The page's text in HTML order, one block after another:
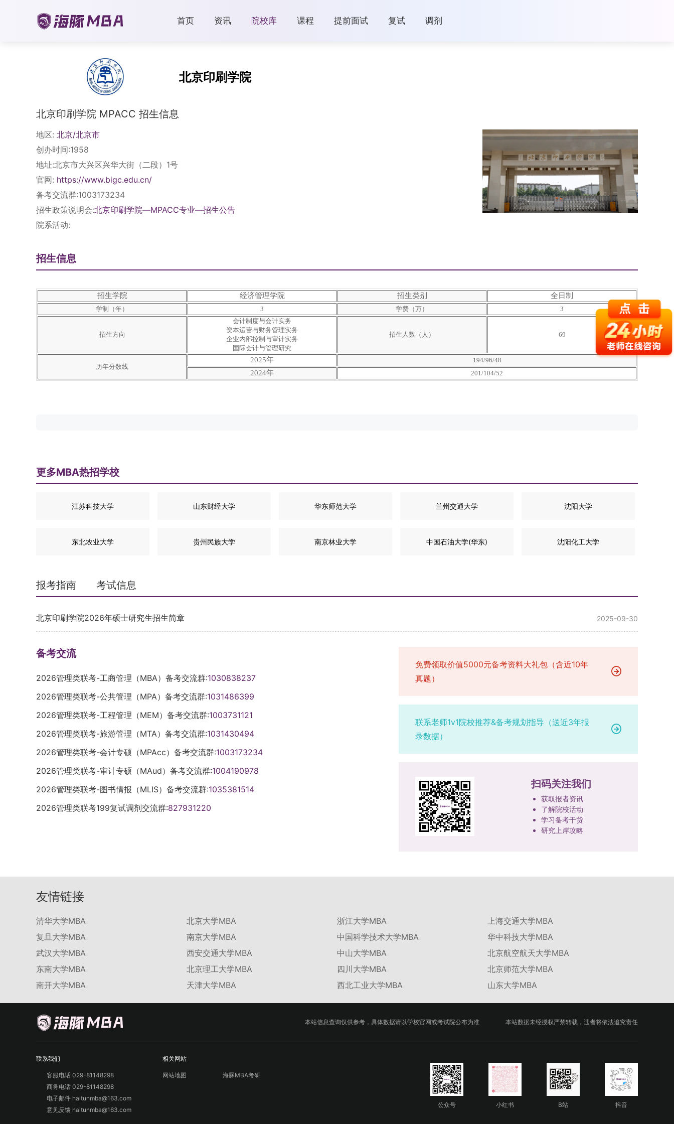
首页 资讯 院校库 课程 提前面试 复试 调剂
北京印刷学院
北京印刷学院 MPACC 招生信息
地区: 北京/北京市
创办时间:1958
地址:北京市大兴区兴华大街（二段）1号
官网: https://www.bigc.edu.cn/
备考交流群:1003173234
招生政策说明会:北京印刷学院—MPACC专业—招生公告
院系活动:
招生信息
招生学院 经济管理学院 招生类别 全日制
学制（年） 3 学费（万） 3
招生方向
会计制度与会计实务
资本运营与财务管理实务
企业内部控制与审计实务
国际会计与管理研究
招生人数（人） 69
历年分数线
2025年 194/96/48
2024年 201/104/52
更多MBA热招学校
江苏科技大学 山东财经大学 华东师范大学 兰州交通大学 沈阳大学
东北农业大学 贵州民族大学 南京林业大学 中国石油大学(华东) 沈阳化工大学
报考指南 考试信息
北京印刷学院2026年硕士研究生招生简章 2025-09-30
备考交流
2026管理类联考-工商管理（MBA）备考交流群:1030838237
2026管理类联考-公共管理（MPA）备考交流群:1031486399
2026管理类联考-工程管理（MEM）备考交流群:1003731121
2026管理类联考-旅游管理（MTA）备考交流群:1031430494
2026管理类联考-会计专硕（MPAcc）备考交流群:1003173234
2026管理类联考-审计专硕（MAud）备考交流群:1004190978
2026管理类联考-图书情报（MLIS）备考交流群:1035381514
2026管理类联考199复试调剂交流群:827931220
免费领取价值5000元备考资料大礼包（含近10年
真题）
联系老师1v1院校推荐&备考规划指导（送近3年报
录数据）
扫码关注我们
获取报者资讯
了解院校活动
学习备考干货
研究上岸攻略
友情链接
清华大学MBA 北京大学MBA 浙江大学MBA
上海交通大学MBA
复旦大学MBA
南京大学MBA 中国科学技术大学MBA
华中科技大学MBA
武汉大学MBA
西安交通大学MBA 中山大学MBA
北京航空航天大学MBA
东南大学MBA
北京理工大学MBA 四川大学MBA
北京师范大学MBA
南开大学MBA
天津大学MBA 西北工业大学MBA 山东大学MBA
本站信息查询仅供参考，具体数据请以学校官网或考试院公布为准 本站数据未经授权严禁转载，违者将依法追究责任
联系我们
客服电话 029-81148298
商务电话 029-81148298
电子邮件 haitunmba@163.com
意见反馈 haitunmba@163.com
相关网站
网站地图 海豚MBA考研
公众号 小红书 B站 抖音